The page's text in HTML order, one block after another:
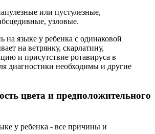
или пустулезные,
узловые.
на языке у ребенка с одинаковой
на ветрянку, скарлатину,
и присутствие ротавируса в
диагностики необходимы и другие
цвета и предположительного